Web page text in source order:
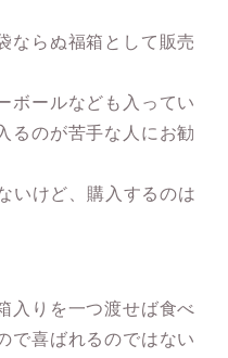
ならぬ福箱として販売
ボールなども入ってい
るのが苦手な人にお勧
いけど、購入するのは
入りを一つ渡せば食べ
で喜ばれるのではない